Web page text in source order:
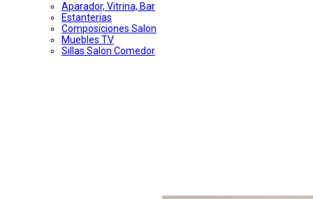
Aparador, Vitrina, Bar
Estanterias
Composiciones Salon
Muebles TV
Sillas Salon Comedor